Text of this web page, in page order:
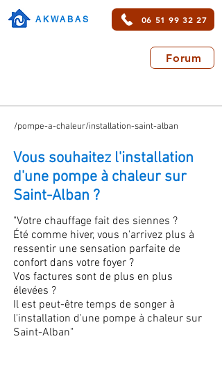
AKWABAS 06 51 99 32 27
Forum
/pompe-a-chaleur/installation-saint-alban
Vous souhaitez l'installation
d'une pompe à chaleur sur
Saint-Alban ?
"Votre chauffage fait des siennes ?
Été comme hiver, vous n'arrivez plus à
ressentir une sensation parfaite de
confort dans votre foyer ?
Vos factures sont de plus en plus
élevées ?
Il est peut-être temps de songer à
l'installation d'une pompe à chaleur sur
Saint-Alban"